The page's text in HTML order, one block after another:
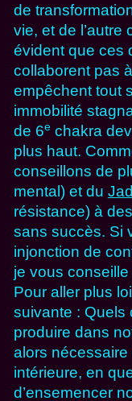
de
vie, et de l’autre
évident que ces
collaborent pas
empêchent tout
immobilité
de 6echakra
plus haut.
conseillons de
mental) et du
résistance) à
sans succès. Si
injonction de
je vous
Pour aller plus
suivante : Quels
produire dans
alors nécessaire
intérieure, en
d’ensemencer